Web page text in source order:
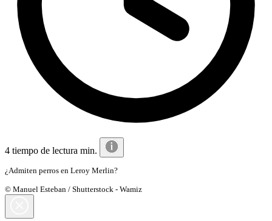
4 tiempo de lectura min.
¿Admiten perros en Leroy Merlin?
© Manuel Esteban / Shutterstock - Wamiz